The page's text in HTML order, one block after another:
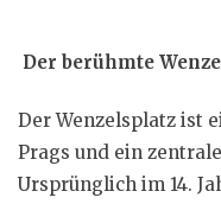
Der berühmte
Der Wenzelsplatz ist
Prags und ein
Ursprünglich im 14.